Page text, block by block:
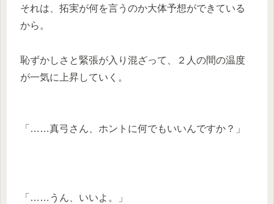
それは、拓実が何を言うのか大体予想ができている
から。
恥ずかしさと緊張が入り混ざって、２人の間の温度
が一気に上昇していく。
「……真弓さん、ホントに何でもいいんですか？」
「……うん、いいよ。」